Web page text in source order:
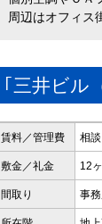
周辺はオフィス
｢三井ビル
賃料／管理費 相
敷金／礼金 12
間取り 事